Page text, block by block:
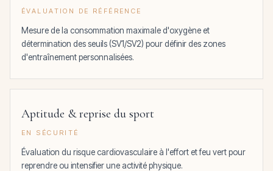
ÉVALUATION DE RÉFÉRENCE
Mesure de la consommation maximale d'oxygène et
détermination des seuils (SV1/SV2) pour définir des zones
d'entraînement personnalisées.
Aptitude & reprise du sport
EN SÉCURITÉ
Évaluation du risque cardiovasculaire à l'effort et feu vert pour
reprendre ou intensifier une activité physique.